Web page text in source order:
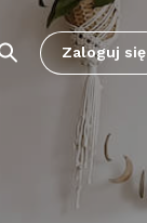
Zaloguj się